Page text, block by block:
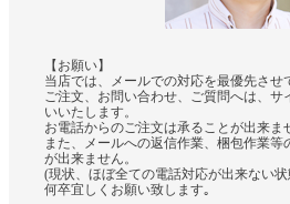
【お願い】
当店では、メールでの対応を最優先させ
ご注文、お問い合わせ、ご質問へは、サ
いいたします。
お電話からのご注文は承ることが出来ま
また、メールへの返信作業、梱包作業等
が出来ません。
(現状、ほぼ全ての電話対応が出来ない
何卒宜しくお願い致します｡